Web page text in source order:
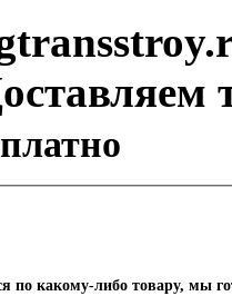
по какому-либо товару, мы